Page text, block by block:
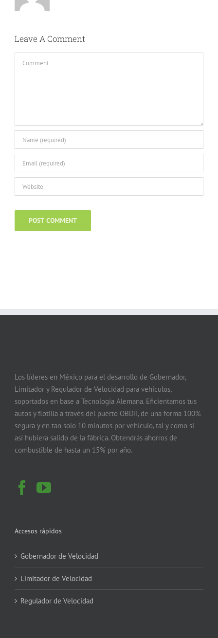
Leave A Comment
Los líderes en México para el desarrollo de Gobernador,
Limitador y Regulador de Velocidad para vehículos,
soportados en base a Tecnología Alemana. Eficientamos tus
autos y flotilla a través del puerto OBDII, de una forma 100%
segura y en tan solo 10 minutos por vehículo, tal y como si
así hubiera salido de la fábrica. Obtendrás ahorros de
combustible de hasta un 15% por año.
Accesos rápidos
Gobernador de Velocidad
Limitador de Velocidad
Regulador de Velocidad